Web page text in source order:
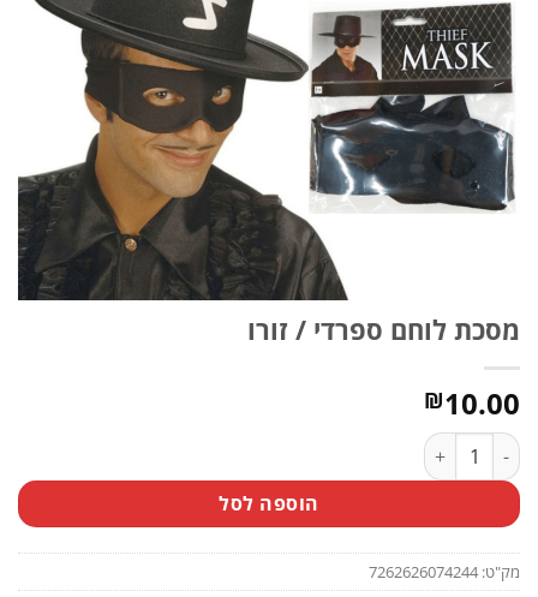
מסכת לוחם ספרדי / זורו
₪10.00
כמות של מסכת לוחם ספרדי / זורו
הוספה לסל
מק"ט:7262626074244